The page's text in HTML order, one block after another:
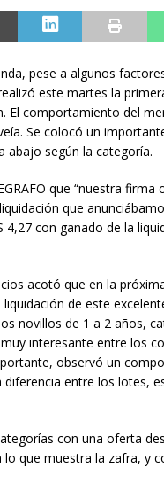
pese a algunos
este martes la
El comportamiento del
Se colocó un
abajo según la categoría.
que “nuestra
que
con ganado de la
acotó que en la
de este
novillos de 1 a 2 años,
interesante entre los
observó un
entre los lotes,
con una oferta
que muestra la zafra, y